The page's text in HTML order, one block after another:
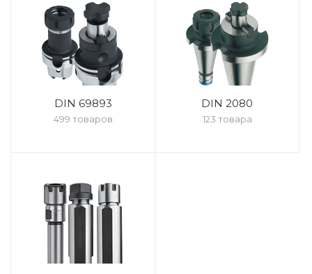
DIN 69893
499 товаров
DIN 2080
123 товара